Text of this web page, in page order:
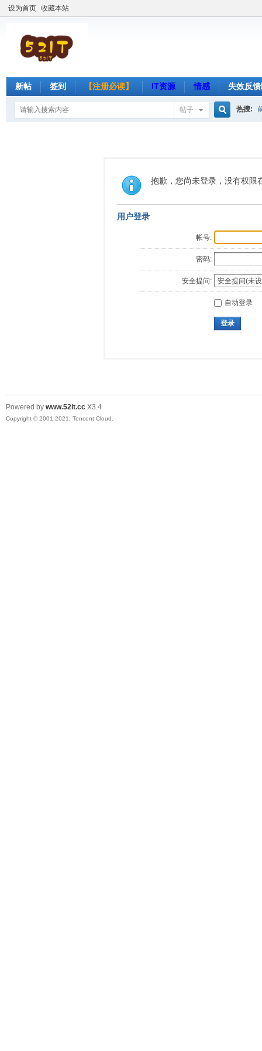
设为首页 收藏本站
新帖 签到 【注册必读】 IT资源 情感 失效反
帖子
索
热搜:
抱歉，您尚未登录，没有权限
用户登录
帐号:
密码:
安全提问:
自动登录
登录
Powered by www.52it.cc X3.4
Copyright © 2001-2021, Tencent Cloud.